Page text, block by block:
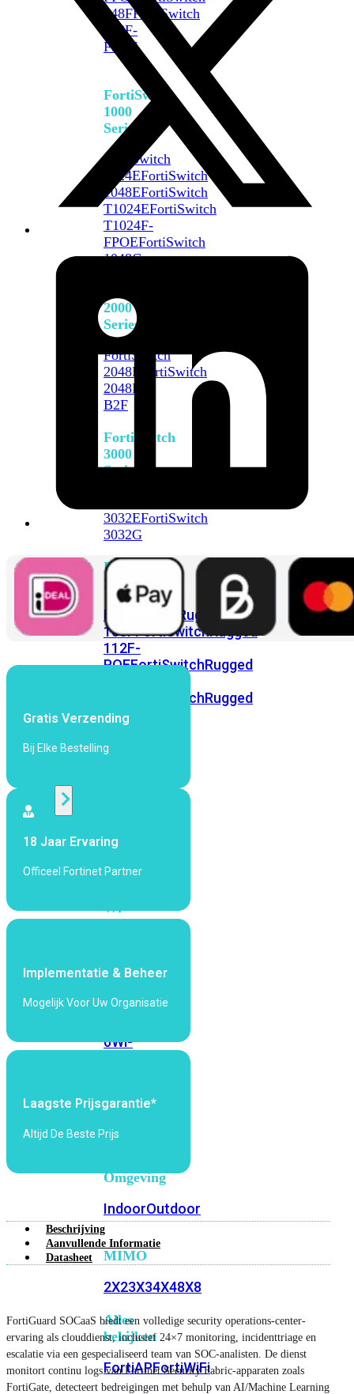
648FFortiSwitch
648F-
FPOE
FortiSwitch
1000
Series
FortiSwitch
1024EFortiSwitch
1048EFortiSwitch
T1024EFortiSwitch
T1024F-
FPOEFortiSwitch
1048G
2000
Series
FortiSwitch
2048F
FortiSwitch
2048F-
B2F
FortiSwitch
3000
Series
3032EFortiSwitch
3032G
FortiSwitch
Ruggedized
FortiSwitchRugged
108FFortiSwitchRugged
112F-
POEFortiSwitchRugged
FortiSwitchRugged
424F-
Access
bekijken
Wi-
Wi-
5Wi-
6Wi-
7
Wi-
Omgeving
IndoorOutdoor
MIMO
2X23X34X48X8
Alles
bekijken
FortiAPFortiWiFi
Gratis Verzending
Bij Elke Bestelling
18 Jaar Ervaring
Officeel Fortinet Partner
Implementatie & Beheer
Mogelijk Voor Uw Organisatie
Laagste Prijsgarantie*
Altijd De Beste Prijs
Beschrijving
Aanvullende Informatie
Datasheet
FortiGuard SOCaaS biedt een volledige security operations-center-
ervaring als clouddienst, inclusief 24×7 monitoring, incidenttriage en
escalatie via een gespecialiseerd team van SOC-analisten. De dienst
monitort continu logs van Fortinet Security Fabric-apparaten zoals
FortiGate, detecteert bedreigingen met behulp van AI/Machine Learning